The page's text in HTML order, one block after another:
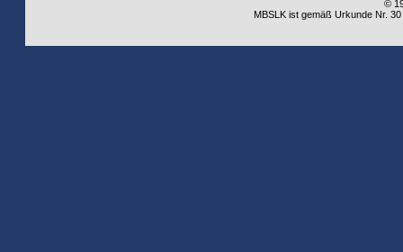
©
MBSLK ist gemäß Urkunde Nr.